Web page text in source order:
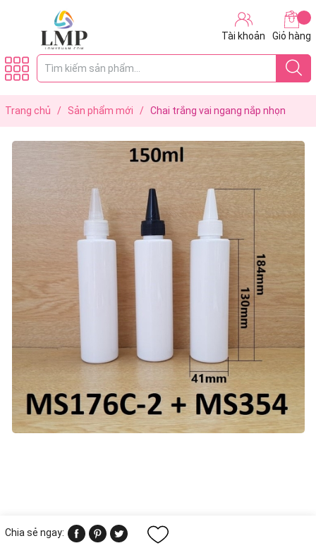
Tài khoản Giỏ hàng
Trang chủ / Sản phẩm mới / Chai trắng vai ngang nắp nhọn
150ml
Chia sẻ ngay: